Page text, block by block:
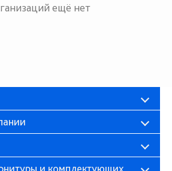
ещё нет
и комплектующих